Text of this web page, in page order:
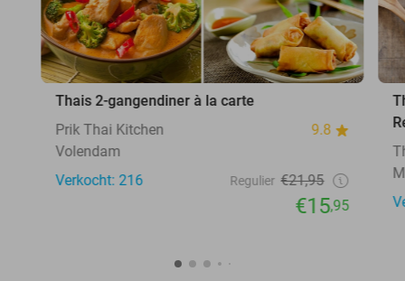
Thais 2-gangendiner à la carte
Prik Thai Kitchen
9.8
Volendam
Verkocht: 216
Regulier €21,95
€15,95